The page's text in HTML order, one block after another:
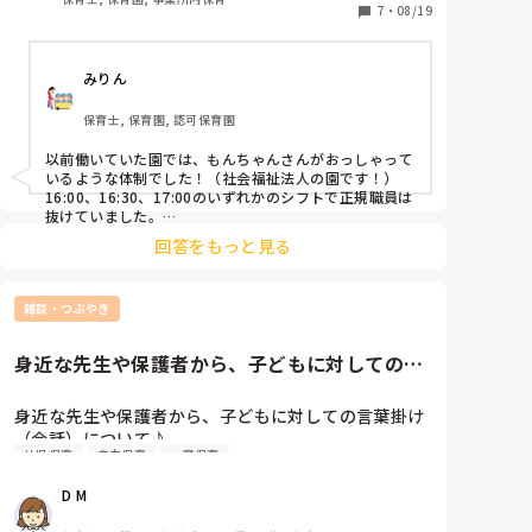
正社員の先生が1人もいないことに正直不安がありま
す。全員パートだと誰が進めるのか…というのも曖昧
企業主導型の園ということもあるかもしれませんが…
おかえりの会後の人員体制、教えて頂けると嬉しいで
す。
7 ・ 08/19
みりん
保育士, 保育園, 認可保育園
以前働いていた園では、もんちゃんさんがおっしゃって
いるような体制でした！（社会福祉法人の園です！）
16:00、16:30、17:00のいずれかのシフトで正規職員は
抜けていました。
パートの保育者の方もベテランの方が多く、信頼しあっ
ており、連携もとれていたので問題は無かったです！
の職員の方々のことが大好きでしたよ！
何かあればすぐに正規職員の方が来てくれるのであれ
だと思うので、不安な気持ちもとってもわかりますが、
せっかくならば、正職員がいない場で思うままに子ども
たちと楽しんでみてはどうかなと思いました♩
回答をもっと見る
雑談・つぶやき
身近な先生や保護者から、子どもに対しての言
身近な先生や保護者から、子どもに対しての言葉掛け
（会話）について♪
「素敵な言葉選びだな」「真似したい言い回し！」な
幼児保育 自由保育 一斉保育
D M